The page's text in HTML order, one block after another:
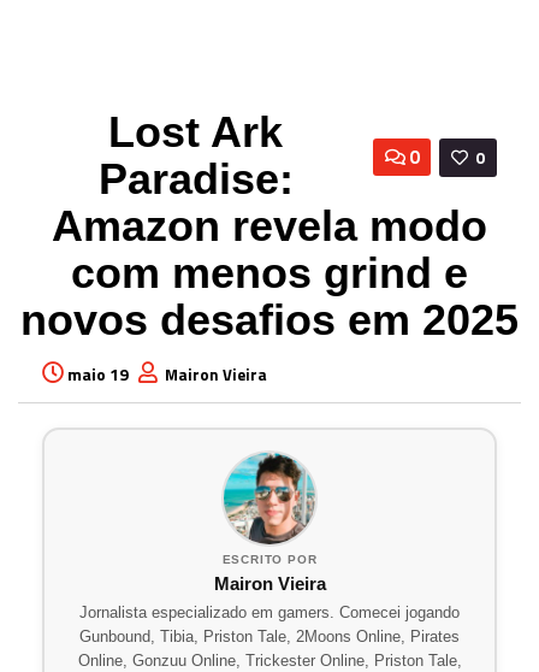
0
0
Lost Ark
Paradise:
Amazon revela modo
com menos grind e
novos desafios em 2025
maio 19 Mairon Vieira
ESCRITO POR
Mairon Vieira
Jornalista especializado em gamers. Comecei jogando
Gunbound, Tibia, Priston Tale, 2Moons Online, Pirates
Online, Gonzuu Online, Trickester Online, Priston Tale,